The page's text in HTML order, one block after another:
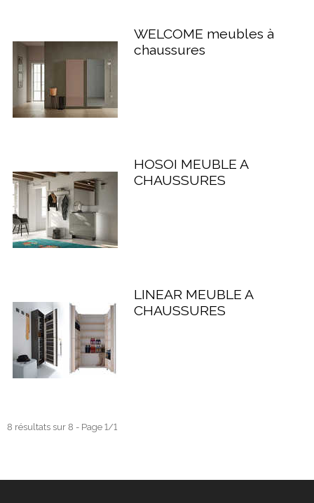
WELCOME meubles à
chaussures
HOSOI MEUBLE A
CHAUSSURES
LINEAR MEUBLE A
CHAUSSURES
8 résultats sur 8 - Page 1/1